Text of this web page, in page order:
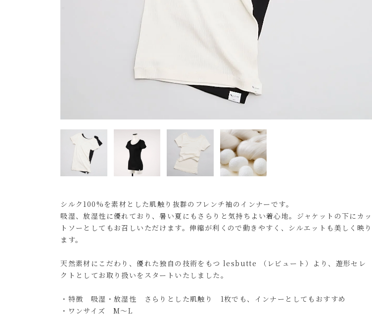
シルク100%を素材とした肌触り抜群のフレンチ袖のインナーです。
吸湿、放湿性に優れており、暑い夏にもさらりと気持ちよい着心地。ジャケットの下にカッ
トソーとしてもお召しいただけます。伸縮が利くので動きやすく、シルエットも美しく映り
ます。
天然素材にこだわり、優れた独自の技術をもつ lesbutte （レビュート）より、遊形セレ
クトとしてお取り扱いをスタートいたしました。
・特徴 吸湿・放湿性 さらりとした肌触り 1枚でも、インナーとしてもおすすめ
・ワンサイズ M～L